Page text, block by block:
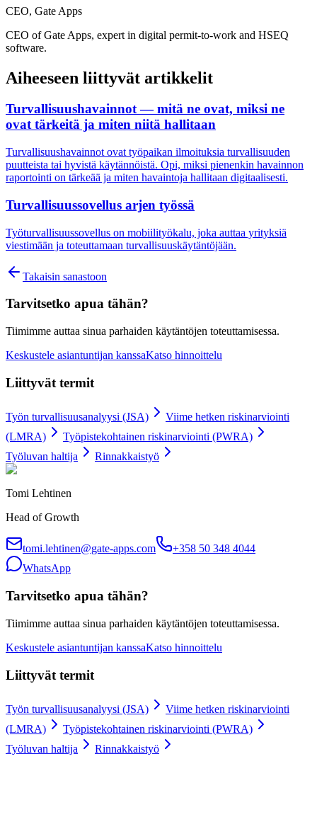
CEO, Gate Apps
CEO of Gate Apps, expert in digital permit-to-work and HSEQ
software.
Aiheeseen liittyvät artikkelit
Turvallisuushavainnot — mitä ne ovat, miksi ne
ovat tärkeitä ja miten niitä hallitaan
Turvallisuushavainnot ovat työpaikan ilmoituksia turvallisuuden
puutteista tai hyvistä käytännöistä. Opi, miksi pienenkin havainnon
raportointi on tärkeää ja miten havaintoja hallitaan digitaalisesti.
Turvallisuussovellus arjen työssä
Työturvallisuussovellus on mobiilityökalu, joka auttaa yrityksiä
viestimään ja toteuttamaan turvallisuuskäytäntöjään.
Takaisin sanastoon
Tarvitsetko apua tähän?
Tiimimme auttaa sinua parhaiden käytäntöjen toteuttamisessa.
Keskustele asiantuntijan kanssaKatso hinnoittelu
Liittyvät termit
Työn turvallisuusanalyysi (JSA)
Viime hetken riskinarviointi
(LMRA)
Työpistekohtainen riskinarviointi (PWRA)
Työluvan haltija
Rinnakkaistyö
Tomi Lehtinen
Head of Growth
tomi.lehtinen@gate-apps.com
+358 50 348 4044
WhatsApp
Tarvitsetko apua tähän?
Tiimimme auttaa sinua parhaiden käytäntöjen toteuttamisessa.
Keskustele asiantuntijan kanssaKatso hinnoittelu
Liittyvät termit
Työn turvallisuusanalyysi (JSA)
Viime hetken riskinarviointi
(LMRA)
Työpistekohtainen riskinarviointi (PWRA)
Työluvan haltija
Rinnakkaistyö